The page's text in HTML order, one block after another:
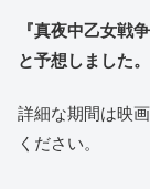
『真夜中乙女戦争
と予想しました。
詳細な期間は映
ください。